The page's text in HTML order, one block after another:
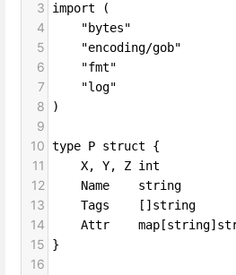
3
import (
4 "bytes"
5 "encoding/gob"
6 "fmt"
7 "log"
8 )
9
10 type P struct {
11 X, Y, Z int
12 Name    string
13 Tags    []string
14 Attr
15 }
16